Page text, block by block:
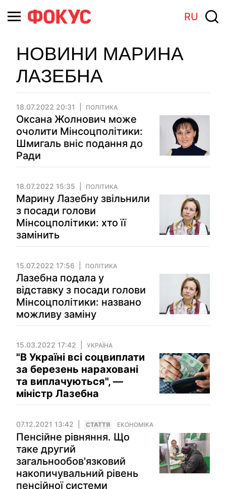
RU
НОВИНИ МАРИНА
ЛАЗЕБНА
18.07.2022 20:31 ПОЛІТИКА
Оксана Жолнович може
очолити Мінсоцполітики:
Шмигаль вніс подання до
Ради
18.07.2022 15:35 ПОЛІТИКА
Марину Лазебну звільнили
з посади голови
Мінсоцполітики: хто її
замінить
15.07.2022 17:56 ПОЛІТИКА
Лазебна подала у
відставку з посади голови
Мінсоцполітики: названо
можливу заміну
15.03.2022 17:42 УКРАЇНА
"В Україні всі соцвиплати
за березень нараховані
та виплачуються", —
міністр Лазебна
07.12.2021 13:42 СТАТТЯ ЕКОНОМІКА
Пенсійне рівняння. Що
таке другий
загальнообов'язковий
накопичувальний рівень
пенсійної системи